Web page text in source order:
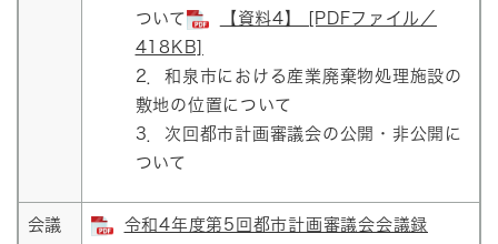
ついて
【資料4】 [PDFファイル／
418KB]
2．和泉市における産業廃棄物処理施設の
敷地の位置について
3．次回都市計画審議会の公開・非公開に
ついて
会議
令和4年度第5回都市計画審議会会議録